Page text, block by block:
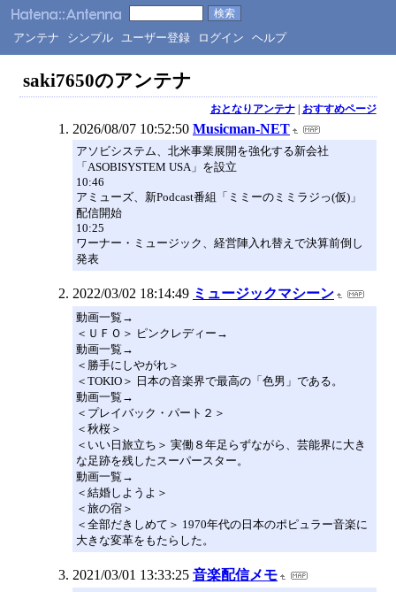
アンテナ シンプル ユーザー登録 ログイン ヘルプ
saki7650のアンテナ
おとなりアンテナ| おすすめページ
2026/08/07 10:52:50 Musicman-NET
アソビシステム、北米事業展開を強化する新会社
「ASOBISYSTEM USA」を設立
10:46
アミューズ、新Podcast番組「ミミーのミミラジっ(仮)」
配信開始
10:25
ワーナー・ミュージック、経営陣入れ替えで決算前倒し
発表
2022/03/02 18:14:49 ミュージックマシーン
動画一覧→
＜ＵＦＯ＞ ピンクレディー→
動画一覧→
＜勝手にしやがれ＞
＜TOKIO＞ 日本の音楽界で最高の「色男」である。
動画一覧→
＜プレイバック・パート２＞
＜秋桜＞
＜いい日旅立ち＞ 実働８年足らずながら、芸能界に大き
な足跡を残したスーパースター。
動画一覧→
＜結婚しようよ＞
＜旅の宿＞
＜全部だきしめて＞ 1970年代の日本のポピュラー音楽に
大きな変革をもたらした。
2021/03/01 13:33:25 音楽配信メモ